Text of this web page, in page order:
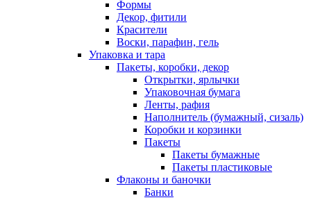
Формы
Декор, фитили
Красители
Воски, парафин, гель
Упаковка и тара
Пакеты, коробки, декор
Открытки, ярлычки
Упаковочная бумага
Ленты, рафия
Наполнитель (бумажный, сизаль)
Коробки и корзинки
Пакеты
Пакеты бумажные
Пакеты пластиковые
Флаконы и баночки
Банки